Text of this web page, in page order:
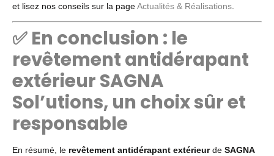
et lisez nos conseils sur la pageActualités & Réalisations
✅ En conclusion : le
revêtement antidérapant
extérieur SAGNA
Sol’utions, un choix sûr et
responsable
En résumé, le revêtement antidérapant extérieurde SAGNA